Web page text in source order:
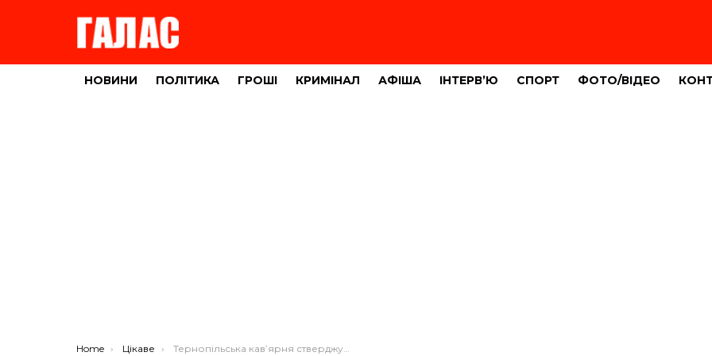
НОВИНИ ПОЛІТИКА ГРОШІ КРИМІНАЛ АФІША ІНТЕРВ’Ю СПОРТ ФОТО/ВІДЕО
You are here:
Home Цікаве Тернопільська кав’ярня стверджує, що любов не гріє (ФОТО)